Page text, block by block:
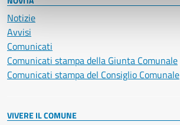
Notizie
Avvisi
Comunicati
Comunicati stampa della Giunta Comunale
Comunicati stampa del Consiglio Comunale
VIVERE IL COMUNE